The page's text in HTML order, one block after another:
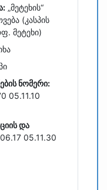
კასპის
მეტეხი
„მეტეხის“
(კასპის
მეტეხი)
ნომერი:
05.11.10
და
05.11.30